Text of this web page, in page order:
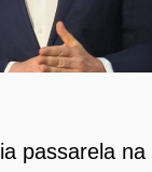
passarela na